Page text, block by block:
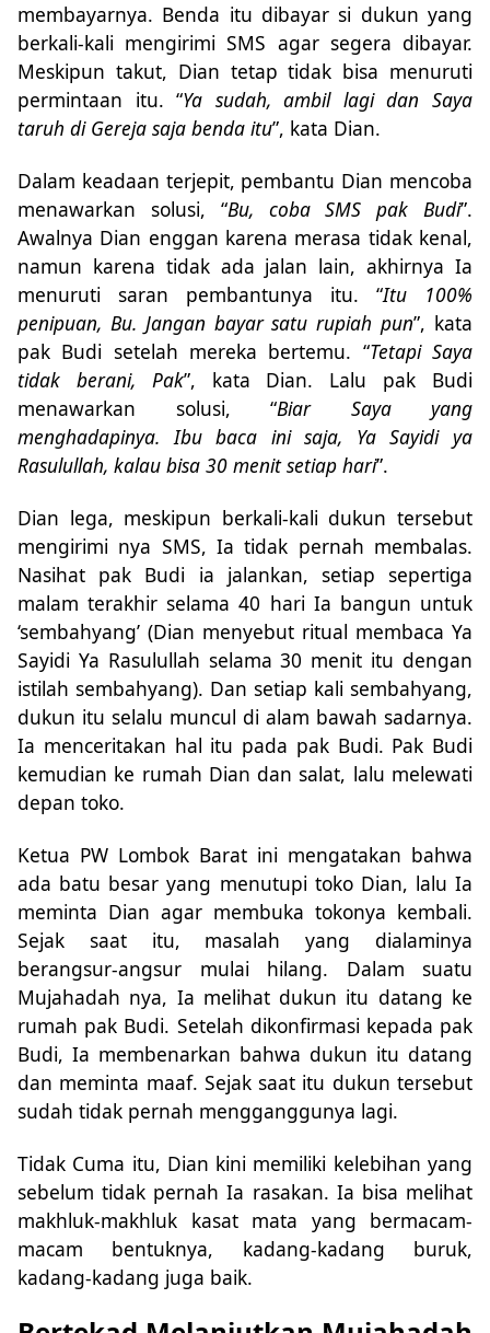
membayarnya. Benda itu dibayar si dukun yang
berkali-kali mengirimi SMS agar segera dibayar.
Meskipun takut, Dian tetap tidak bisa menuruti
permintaan itu. “Ya sudah, ambil lagi dan Saya
taruh di Gereja saja benda itu”, kata Dian.
Dalam keadaan terjepit, pembantu Dian mencoba
menawarkan solusi, “Bu, coba SMS pak Budi”.
Awalnya Dian enggan karena merasa tidak kenal,
namun karena tidak ada jalan lain, akhirnya Ia
menuruti saran pembantunya itu. “Itu 100%
penipuan, Bu. Jangan bayar satu rupiah pun”, kata
pak Budi setelah mereka bertemu. “Tetapi Saya
tidak berani, Pak”, kata Dian. Lalu pak Budi
menawarkan solusi, “Biar Saya yang
menghadapinya. Ibu baca ini saja, Ya Sayidi ya
Rasulullah, kalau bisa 30 menit setiap hari”.
Dian lega, meskipun berkali-kali dukun tersebut
mengirimi nya SMS, Ia tidak pernah membalas.
Nasihat pak Budi ia jalankan, setiap sepertiga
malam terakhir selama 40 hari Ia bangun untuk
‘sembahyang’ (Dian menyebut ritual membaca Ya
Sayidi Ya Rasulullah selama 30 menit itu dengan
istilah sembahyang). Dan setiap kali sembahyang,
dukun itu selalu muncul di alam bawah sadarnya.
Ia menceritakan hal itu pada pak Budi. Pak Budi
kemudian ke rumah Dian dan salat, lalu melewati
depan toko.
Ketua PW Lombok Barat ini mengatakan bahwa
ada batu besar yang menutupi toko Dian, lalu Ia
meminta Dian agar membuka tokonya kembali.
Sejak saat itu, masalah yang dialaminya
berangsur-angsur mulai hilang. Dalam suatu
Mujahadah nya, Ia melihat dukun itu datang ke
rumah pak Budi. Setelah dikonfirmasi kepada pak
Budi, Ia membenarkan bahwa dukun itu datang
dan meminta maaf. Sejak saat itu dukun tersebut
sudah tidak pernah mengganggunya lagi.
Tidak Cuma itu, Dian kini memiliki kelebihan yang
sebelum tidak pernah Ia rasakan. Ia bisa melihat
makhluk-makhluk kasat mata yang bermacam-
macam bentuknya, kadang-kadang buruk,
kadang-kadang juga baik.